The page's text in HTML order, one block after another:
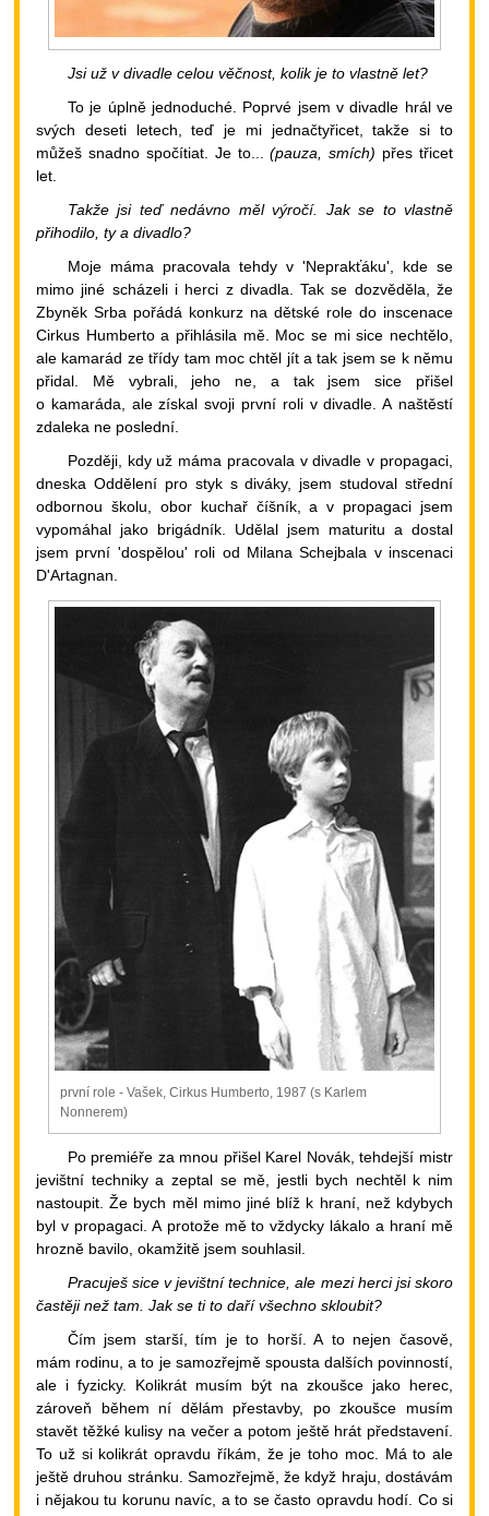
Jsi už v divadle celou věčnost, kolik je to vlastně let?
To je úplně jednoduché. Poprvé jsem v divadle hrál ve
svých deseti letech, teď je mi jednačtyřicet, takže si to
můžeš snadno spočítiat. Je to...(pauza, smích) přes třicet
let.
Takže jsi teď nedávno měl výročí. Jak se to vlastně
přihodilo, ty a divadlo?
Moje máma pracovala tehdy v 'Neprakťáku', kde se
mimo jiné scházeli i herci z divadla. Tak se dozvěděla, že
Zbyněk Srba pořádá konkurz na dětské role do inscenace
Cirkus Humberto a přihlásila mě. Moc se mi sice nechtělo,
ale kamarád ze třídy tam moc chtěl jít a tak jsem se k němu
přidal. Mě vybrali, jeho ne, a tak jsem sice přišel
o kamaráda, ale získal svoji první roli v divadle. A naštěstí
zdaleka ne poslední.
Později, kdy už máma pracovala v divadle v propagaci,
dneska Oddělení pro styk s diváky, jsem studoval střední
odbornou školu, obor kuchař číšník, a v propagaci jsem
vypomáhal jako brigádník. Udělal jsem maturitu a dostal
jsem první 'dospělou' roli od Milana Schejbala v inscenaci
D'Artagnan.
první role - Vašek, Cirkus Humberto, 1987 (s Karlem
Nonnerem)
Po premiéře za mnou přišel Karel Novák, tehdejší mistr
jevištní techniky a zeptal se mě, jestli bych nechtěl k nim
nastoupit. Že bych měl mimo jiné blíž k hraní, než kdybych
byl v propagaci. A protože mě to vždycky lákalo a hraní mě
hrozně bavilo, okamžitě jsem souhlasil.
Pracuješ sice v jevištní technice, ale mezi herci jsi skoro
častěji než tam. Jak se ti to daří všechno skloubit?
Čím jsem starší, tím je to horší. A to nejen časově,
mám rodinu, a to je samozřejmě spousta dalších povinností,
ale i fyzicky. Kolikrát musím být na zkoušce jako herec,
zároveň během ní dělám přestavby, po zkoušce musím
stavět těžké kulisy na večer a potom ještě hrát představení.
To už si kolikrát opravdu říkám, že je toho moc. Má to ale
ještě druhou stránku. Samozřejmě, že když hraju, dostávám
i nějakou tu korunu navíc, a to se často opravdu hodí. Co si